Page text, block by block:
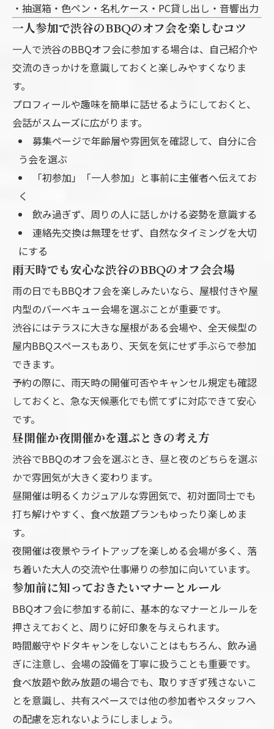
・抽選箱・色ペン・名札ケース・PC貸し出し・音響出力
一人参加で渋谷のBBQのオフ会を楽しむコツ
一人で渋谷のBBQオフ会に参加する場合は、自己紹介や
交流のきっかけを意識しておくと楽しみやすくなりま
す。
プロフィールや趣味を簡単に話せるようにしておくと、
会話がスムーズに広がります。
募集ページで年齢層や雰囲気を確認して、自分に合
う会を選ぶ
「初参加」「一人参加」と事前に主催者へ伝えてお
く
飲み過ぎず、周りの人に話しかける姿勢を意識する
連絡先交換は無理をせず、自然なタイミングを大切
にする
雨天時でも安心な渋谷のBBQのオフ会会場
雨の日でもBBQオフ会を楽しみたいなら、屋根付きや屋
内型のバーベキュー会場を選ぶことが重要です。
渋谷にはテラスに大きな屋根がある会場や、全天候型の
屋内BBQスペースもあり、天気を気にせず手ぶらで参加
できます。
予約の際に、雨天時の開催可否やキャンセル規定も確認
しておくと、急な天候悪化でも慌てずに対応できて安心
です。
昼開催か夜開催かを選ぶときの考え方
渋谷でBBQのオフ会を選ぶとき、昼と夜のどちらを選ぶ
かで雰囲気が大きく変わります。
昼開催は明るくカジュアルな雰囲気で、初対面同士でも
打ち解けやすく、食べ放題プランもゆったり楽しめま
す。
夜開催は夜景やライトアップを楽しめる会場が多く、落
ち着いた大人の交流や仕事帰りの参加に向いています。
参加前に知っておきたいマナーとルール
BBQオフ会に参加する前に、基本的なマナーとルールを
押さえておくと、周りに好印象を与えられます。
時間厳守やドタキャンをしないことはもちろん、飲み過
ぎに注意し、会場の設備を丁寧に扱うことも重要です。
食べ放題や飲み放題の場合でも、取りすぎず残さないこ
とを意識し、共有スペースでは他の参加者やスタッフへ
の配慮を忘れないようにしましょう。